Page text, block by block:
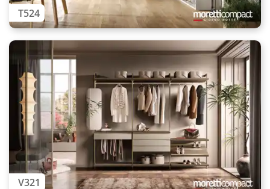
T524
V321